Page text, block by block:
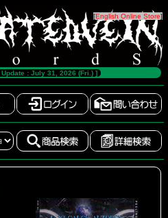
[English Online Store]
: July 31, 2026 (Fri.) ]